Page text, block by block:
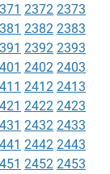
2372 2373
2382 2383
2392 2393
2402 2403
2412 2413
2422 2423
2432 2433
2442 2443
2452 2453